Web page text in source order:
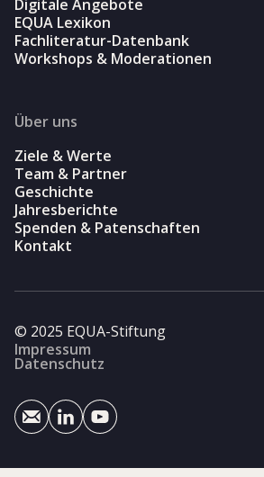
Digitale Angebote
EQUA Lexikon
Fachliteratur-Datenbank
Workshops & Moderationen
Über uns
Ziele & Werte
Team & Partner
Geschichte
Jahresberichte
Spenden & Patenschaften
Kontakt
© 2025 EQUA-Stiftung
Impressum
Datenschutz